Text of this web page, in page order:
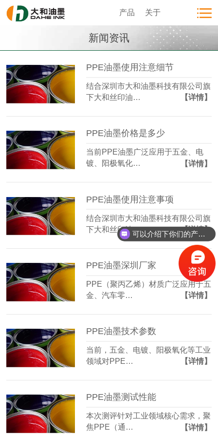
产品 关于
新闻资讯
PPE油墨使用注意细节
结合深圳市大和油墨科技有限公司旗
下大和丝印油…
【详情】
PPE油墨价格是多少
当前PPE油墨广泛应用于五金、电
镀、阳极氧化…
【详情】
PPE油墨使用注意事项
结合深圳市大和油墨科技有限公司旗
下大和丝印油…
【详情】
PPE油墨深圳厂家
PPE（聚丙乙烯）材质广泛应用于五
金、汽车零…
【详情】
PPE油墨技术参数
当前，五金、电镀、阳极氧化等工业
领域对PPE…
【详情】
PPE油墨测试性能
本次测评针对工业领域核心需求，聚
焦PPE（通…
【详情】
可以介绍下你们的产品么？